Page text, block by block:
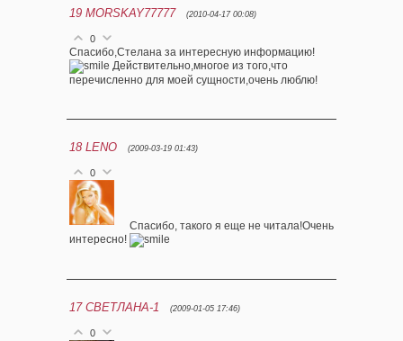
19 MORSKAY77777 (2010-04-17 00:08)
0
Спасибо,Стелана за интересную информацию!
Действительно,многое из того,что
перечисленно для моей сущности,очень люблю!
18 LENO (2009-03-19 01:43)
0
Спасибо, такого я еще не читала!Очень
интересно!
17 СВЕТЛАНА-1 (2009-01-05 17:46)
0